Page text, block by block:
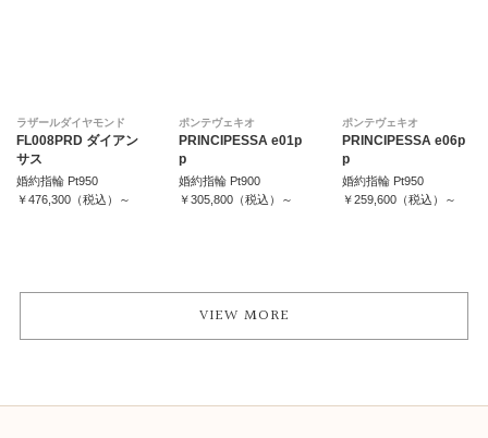
ラザールダイヤモンド
FL008PRD ダイアン
サス
婚約指輪 Pt950
￥476,300（税込）～
ポンテヴェキオ
PRINCIPESSA e01p
p
婚約指輪 Pt900
￥305,800（税込）～
ポンテヴェキオ
PRINCIPESSA e06p
p
婚約指輪 Pt950
￥259,600（税込）～
VIEW MORE